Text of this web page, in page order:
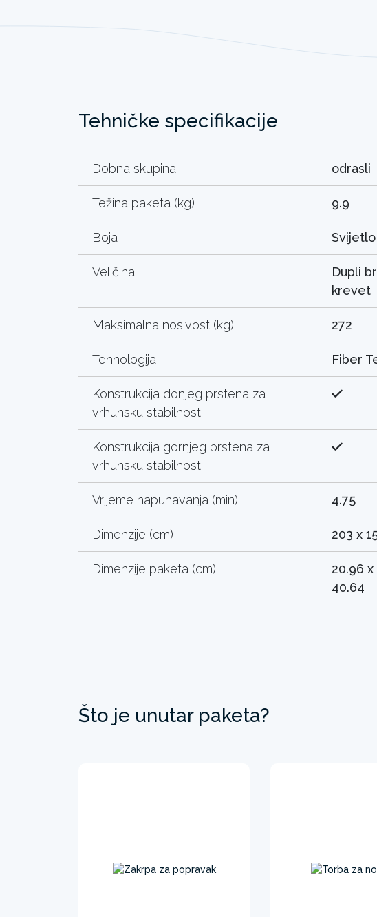
Tehničke specifikacije
Dobna skupina odrasli
Težina paketa (kg) 9.9
Boja
Veličina
Dupli
krevet
Maksimalna nosivost (kg) 272
Tehnologija Fiber
Konstrukcija donjeg prstena za
vrhunsku stabilnost
Konstrukcija gornjeg prstena za
vrhunsku stabilnost
Vrijeme napuhavanja (min) 4.75
Dimenzije (cm) 203 x
Dimenzije paketa (cm)
20.96 x
40.64
Što je unutar paketa?